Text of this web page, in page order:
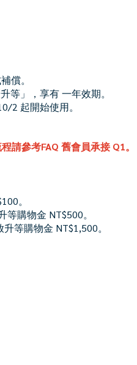
償。
」，享有 一年效期。
2 起開始使用。
參考FAQ 舊會員承接 Q1。
。
購物金 NT$500。
等購物金 NT$1,500。